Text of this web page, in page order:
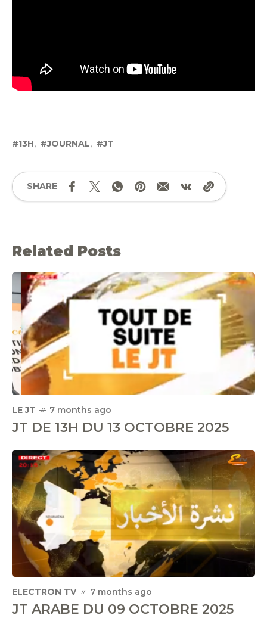
13H JOURNAL JT
SHARE
Related Posts
LE JT 7 months ago
JT DE 13H DU 13 OCTOBRE 2025
ELECTRON TV 7 months ago
JT ARABE DU 09 OCTOBRE 2025